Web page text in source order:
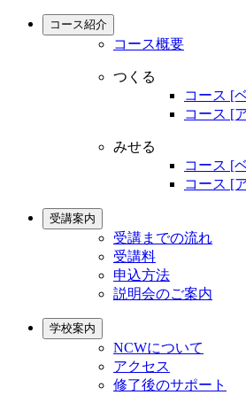
コース紹介
コース概要
つくる
コース [
コース [
みせる
コース [
コース [
受講案内
受講までの流れ
受講料
申込方法
説明会のご案内
学校案内
NCWについて
アクセス
修了後のサポート